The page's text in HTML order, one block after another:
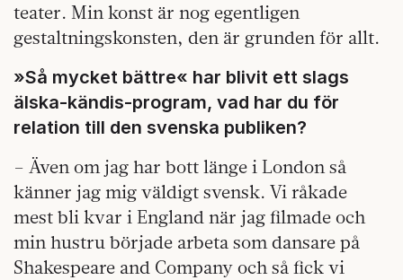
teater. Min konst är nog egentligen
gestaltningskonsten, den är grunden för allt.
»Så mycket bättre« har blivit ett slags
älska-kändis-program, vad har du för
relation till den svenska publiken?
– Även om jag har bott länge i London så
känner jag mig väldigt svensk. Vi råkade
mest bli kvar i England när jag filmade och
min hustru började arbeta som dansare på
Shakespeare and Company och så fick vi